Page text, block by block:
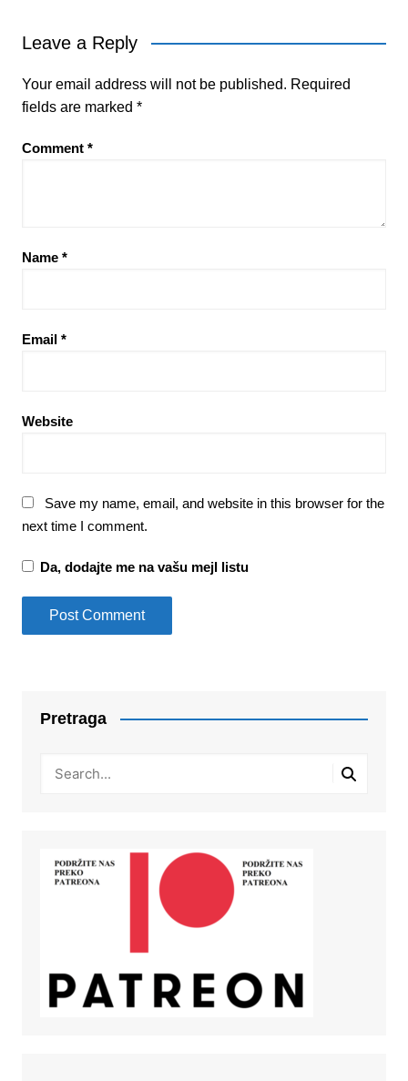
Leave a Reply
Your email address will not be published. Required
fields are marked *
Comment *
Name *
Email *
Website
Save my name, email, and website in this browser for the
next time I comment.
Da, dodajte me na vašu mejl listu
Pretraga